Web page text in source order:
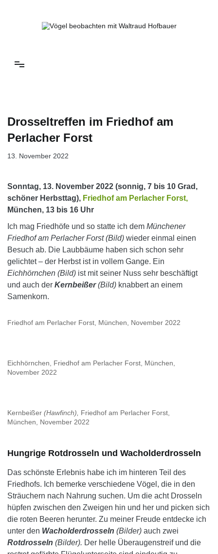
Drosseltreffen im Friedhof am
Perlacher Forst
13. November 2022
Sonntag, 13. November 2022 (sonnig, 7 bis 10 Grad,
schöner Herbsttag), Friedhof am Perlacher Forst,
München, 13 bis 16 Uhr
Ich mag Friedhöfe und so statte ich dem Münchener
Friedhof am Perlacher Forst (Bild) wieder einmal einen
Besuch ab. Die Laubbäume haben sich schon sehr
gelichtet – der Herbst ist in vollem Gange. Ein
Eichhörnchen (Bild) ist mit seiner Nuss sehr beschäftigt
und auch der Kernbeißer(Bild) knabbert an einem
Samenkorn.
Friedhof am Perlacher Forst, München, November 2022
Eichhörnchen, Friedhof am Perlacher Forst, München,
November 2022
Kernbeißer (Hawfinch), Friedhof am Perlacher Forst,
München, November 2022
Hungrige Rotdrosseln und Wacholderdrosseln
Das schönste Erlebnis habe ich im hinteren Teil des
Friedhofs. Ich bemerke verschiedene Vögel, die in den
Sträuchern nach Nahrung suchen. Um die acht Drosseln
hüpfen zwischen den Zweigen hin und her und picken sich
die roten Beeren herunter. Zu meiner Freude entdecke ich
unter den Wacholderdrosseln (Bilder) auch zwei
Rotdrosseln (Bilder). Der helle Überaugenstreif und die